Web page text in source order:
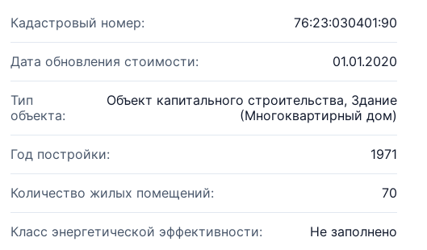
Кадастровый номер: 76:23:030401:90
Дата обновления стоимости: 01.01.2020
Тип
объекта:
Объект капитального строительства, Здание
(Многоквартирный дом)
Год постройки: 1971
Количество жилых помещений: 70
Класс энергетической эффективности: Не заполнено